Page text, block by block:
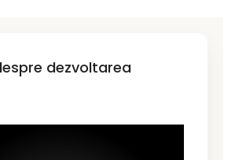
dezvoltarea